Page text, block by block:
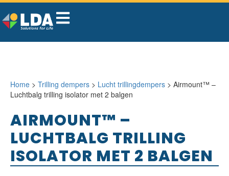
Home > Trilling dempers > Lucht trillingdempers > Airmount™ –
Luchtbalg trilling isolator met 2 balgen
AIRMOUNT™ –
LUCHTBALG TRILLING
ISOLATOR MET 2 BALGEN